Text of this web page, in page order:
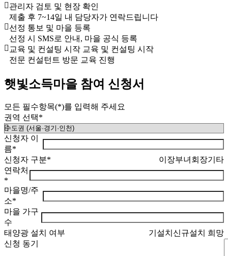
관리자 검토 및 현장 확인
제출 후 7~14일 내 담당자가 연락드립니다
선정 통보 및 마을 등록
선정 시 SMS로 안내, 마을 공식 등록
교육 및 컨설팅 시작 교육 및 컨설팅 시작
전문 컨설턴트 방문 교육 진행
햇빛소득마을 참여 신청서
모든 필수항목(*)를 입력해 주세요
권역 선택*
신청자 이
름*
신청자 구분* 이장부녀회장기타
연락처
*
마을명/주
소*
마을 가구
수
태양광 설치 여부
기설치 신규설치 희망
신청 동기